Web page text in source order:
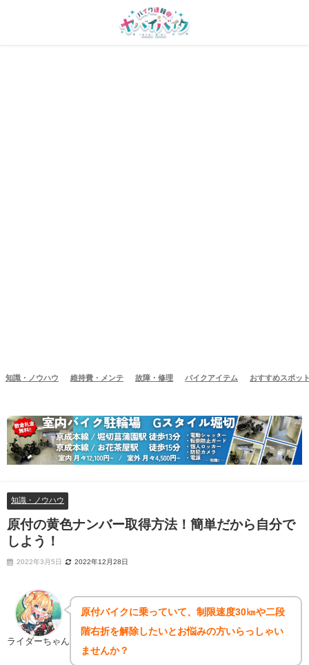
知識・ノウハウ 維持費・メンテ 故障・修理 バイクアイテム おすすめスポッ
知識・ノウハウ
原付の黄色ナンバー取得方法！簡単だから自分で
しよう！
2022年3月5日 2022年12月28日
ライダーちゃん
原付バイクに乗っていて、制限速度30㎞や二段
階右折を解除したいとお悩みの方いらっしゃい
ませんか？